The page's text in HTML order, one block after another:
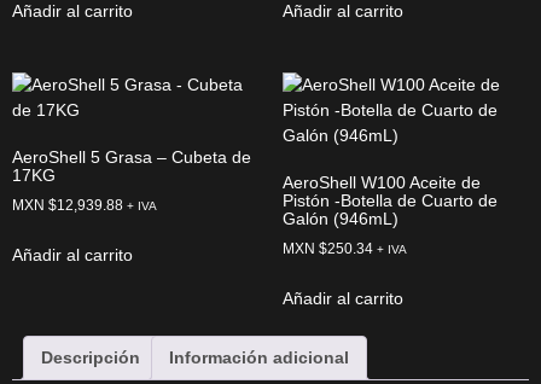
Añadir al carrito Añadir al carrito
AeroShell 5 Grasa – Cubeta de
17KG
MXN $12,939.88 + IVA
Añadir al carrito
AeroShell W100 Aceite de
Pistón -Botella de Cuarto de
Galón (946mL)
MXN $250.34 + IVA
Añadir al carrito
Descripción Información adicional